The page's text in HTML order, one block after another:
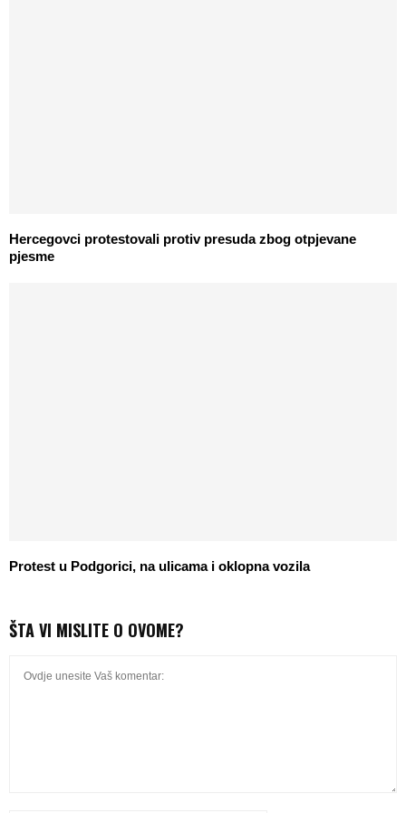
Hercegovci protestovali protiv presuda zbog otpjevane
pjesme
Protest u Podgorici, na ulicama i oklopna vozila
ŠTA VI MISLITE O OVOME?